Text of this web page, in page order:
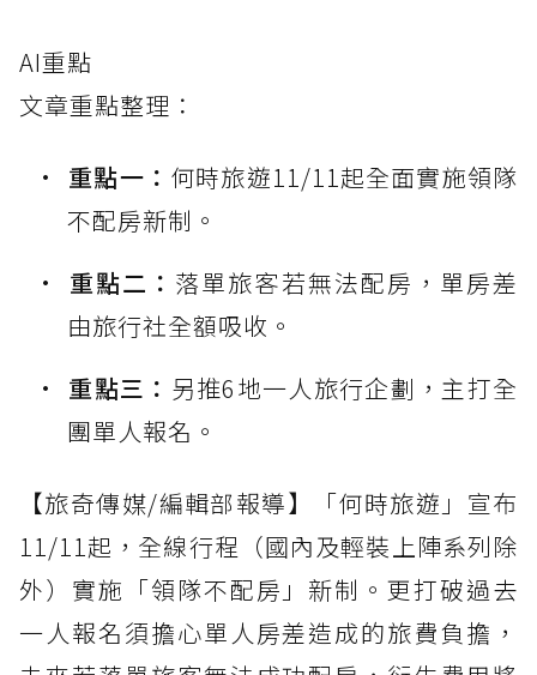
AI重點
文章重點整理：
重點一： 何時旅遊11/11起全面實施領隊
不配房新制。
重點二： 落單旅客若無法配房，單房差
由旅行社全額吸收。
重點三： 另推6地一人旅行企劃，主打全
團單人報名。
【旅奇傳媒/編輯部報導】「何時旅遊」宣布
11/11起，全線行程（國內及輕裝上陣系列除
外）實施「領隊不配房」新制。更打破過去
一人報名須擔心單人房差造成的旅費負擔，